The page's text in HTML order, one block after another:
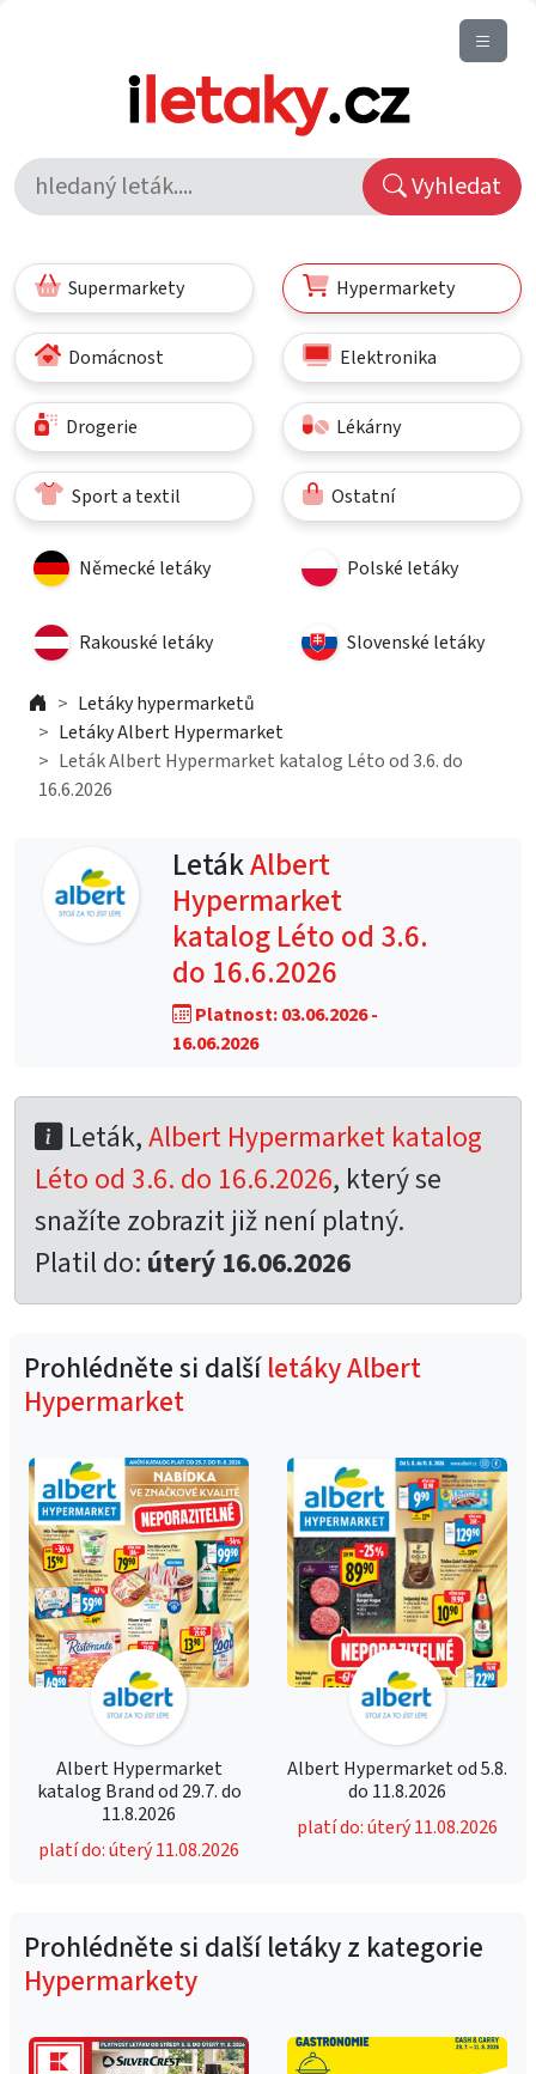
Vyhledat
Supermarkety Hypermarkety
Domácnost Elektronika
Drogerie Lékárny
Sport a textil Ostatní
Německé letáky Polské letáky
Rakouské letáky Slovenské letáky
Letáky hypermarketů
Letáky Albert Hypermarket
Leták Albert Hypermarket katalog Léto od 3.6. do
16.6.2026
LetákAlbert
Hypermarket
katalog Léto od 3.6.
do 16.6.2026
Platnost: 03.06.2026 -
16.06.2026
Leták,Albert Hypermarket katalog
Léto od 3.6. do 16.6.2026, který se
snažíte zobrazit již není platný.
Platil do: úterý 16.06.2026
Prohlédněte si dalšíletáky Albert
Hypermarket
Albert Hypermarket
katalog Brand od 29.7. do
11.8.2026
platí do: úterý 11.08.2026
Albert Hypermarket od 5.8.
do 11.8.2026
platí do: úterý 11.08.2026
Prohlédněte si další letáky z kategorie
Hypermarkety